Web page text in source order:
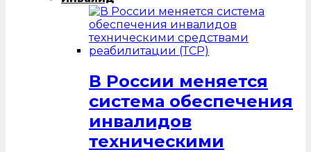
В России меняется
система обеспечения
инвалидов
техническими